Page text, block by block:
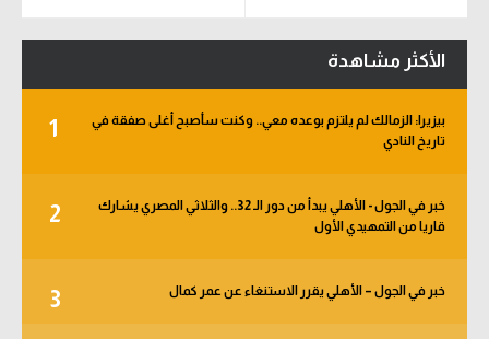
الأكثر مشاهدة
1
بيزيرا: الزمالك لم يلتزم بوعده معي.. وكنت سأصبح أغلى صفقة في
تاريخ النادي
2
خبر في الجول - الأهلي يبدأ من دور الـ 32.. والثلاثي المصري يشارك
قاريا من التمهيدي الأول
3 خبر في الجول – الأهلي يقرر الاستنغاء عن عمر كمال